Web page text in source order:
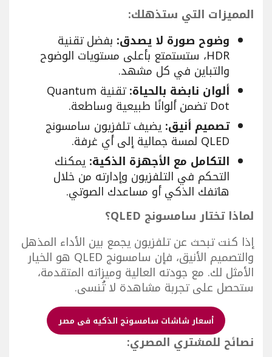
المميزات التي ستذهلك:
وضوح صورة لا يصدق: بفضل تقنية
HDR، ستستمتع بأعلى مستويات الوضوح
والتباين في كل مشهد.
ألوان نابضة بالحياة:
تقنية Quantum
Dot تضمن ألوانًا طبيعية وساطعة.
تصميم أنيق: يضيف تلفزيون سامسونج
QLED لمسة جمالية إلى أي غرفة.
التكامل مع الأجهزة الذكية: يمكنك
التحكم في التلفزيون وإدارته من خلال
هاتفك الذكي أو مساعدك الصوتي.
لماذا تختار سامسونج QLED؟
إذا كنت تبحث عن تلفزيون يجمع بين الأداء المذهل
والتصميم الأنيق، فإن سامسونج QLED هو الخيار
الأمثل لك. مع جودته العالية وميزاته المتقدمة،
ستحصل على تجربة مشاهدة لا تُنسى.
أسعار شاشات سامسونج الذكيه فى مصر
نصائح للمشتري المصري: